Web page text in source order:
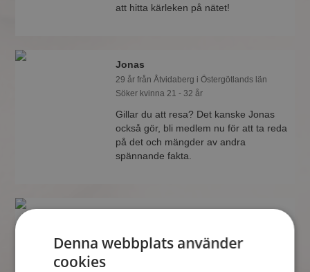
att hitta kärleken på nätet!
Jonas
29 år från Åtvidaberg i Östergötlands län
Söker kvinna 21 - 32 år
Gillar du att resa? Det kanske Jonas
också gör, bli medlem nu för att ta reda
på det och mängder av andra
spännande fakta.
Mattias
Söker kvinna 31 - 45 år
Denna webbplats använder
cookies